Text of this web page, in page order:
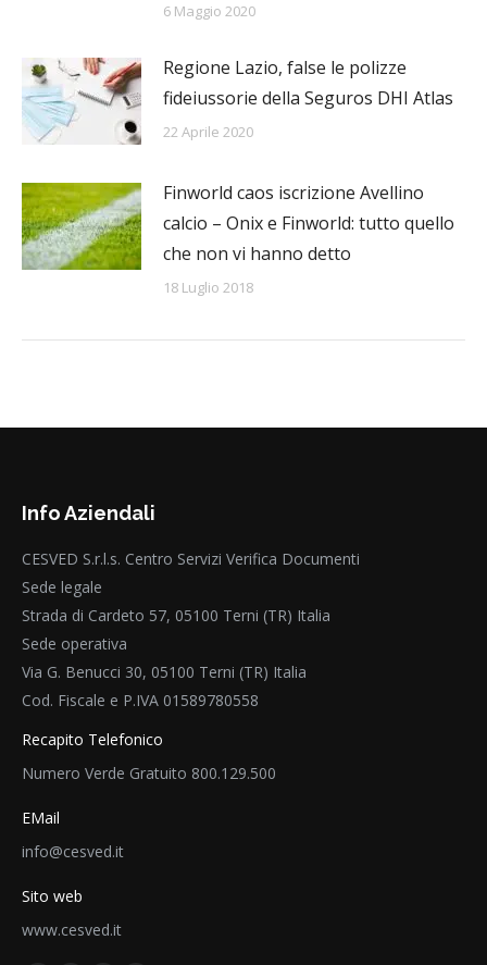
6 Maggio 2020
Regione Lazio, false le polizze
fideiussorie della Seguros DHI Atlas
22 Aprile 2020
Finworld caos iscrizione Avellino
calcio – Onix e Finworld: tutto quello
che non vi hanno detto
18 Luglio 2018
Info Aziendali
CESVED S.r.l.s. Centro Servizi Verifica Documenti
Sede legale
Strada di Cardeto 57, 05100 Terni (TR) Italia
Sede operativa
Via G. Benucci 30, 05100 Terni (TR) Italia
Cod. Fiscale e P.IVA 01589780558
Recapito Telefonico
Numero Verde Gratuito 800.129.500
EMail
info@cesved.it
Sito web
www.cesved.it